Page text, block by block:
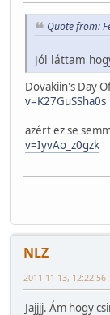
Quote from:
Jól láttam
Dovakiin's Day
v=K27GuSSha0s
azért ez se
v=IyvAo_z0gzk
NLZ
2011-11-13, 12:22:56
Jajjjj. Ám hogy